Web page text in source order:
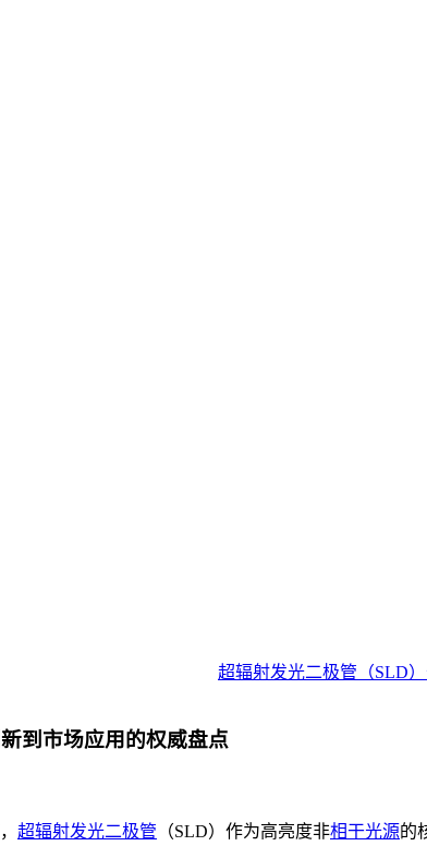
超辐射发光二极管（SLD
到市场应用的权威盘点
超辐射发光二极管 （SLD）作为高亮度非相干光源的